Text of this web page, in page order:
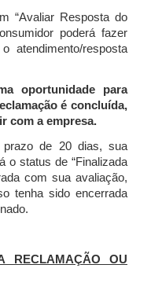
“Avaliar Resposta do
poderá fazer
atendimento/resposta
oportunidade para
é concluída,
com a empresa.
de 20 dias, sua
o status de “Finalizada
com sua avaliação,
tenha sido encerrada
RECLAMAÇÃO OU